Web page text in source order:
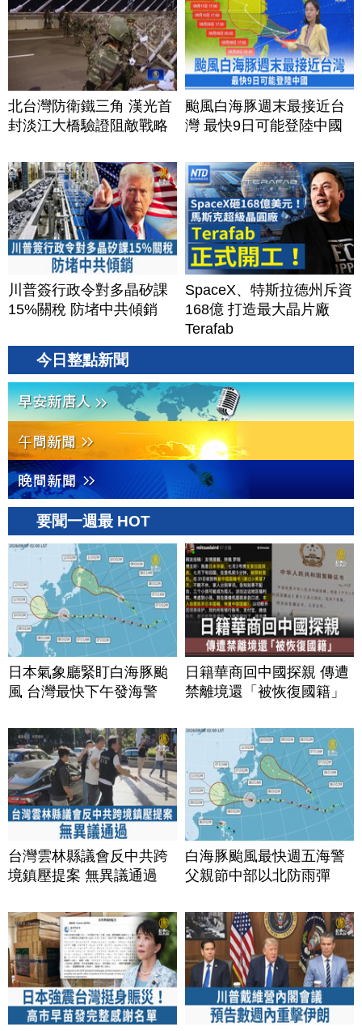
北台灣防衛鐵三角 漢光首
封淡江大橋驗證阻敵戰略
颱風白海豚週末最接近台
灣 最快9日可能登陸中國
川普簽行政令對多晶矽課
15%關稅 防堵中共傾銷
SpaceX、特斯拉德州斥資
168億 打造最大晶片廠
Terafab
今日整點新聞
要聞一週最 HOT
日本氣象廳緊盯白海豚颱
風 台灣最快下午發海警
日籍華商回中國探親 傳遭
禁離境還「被恢復國籍」
台灣雲林縣議會反中共跨
境鎮壓提案 無異議通過
白海豚颱風最快週五海警
父親節中部以北防雨彈